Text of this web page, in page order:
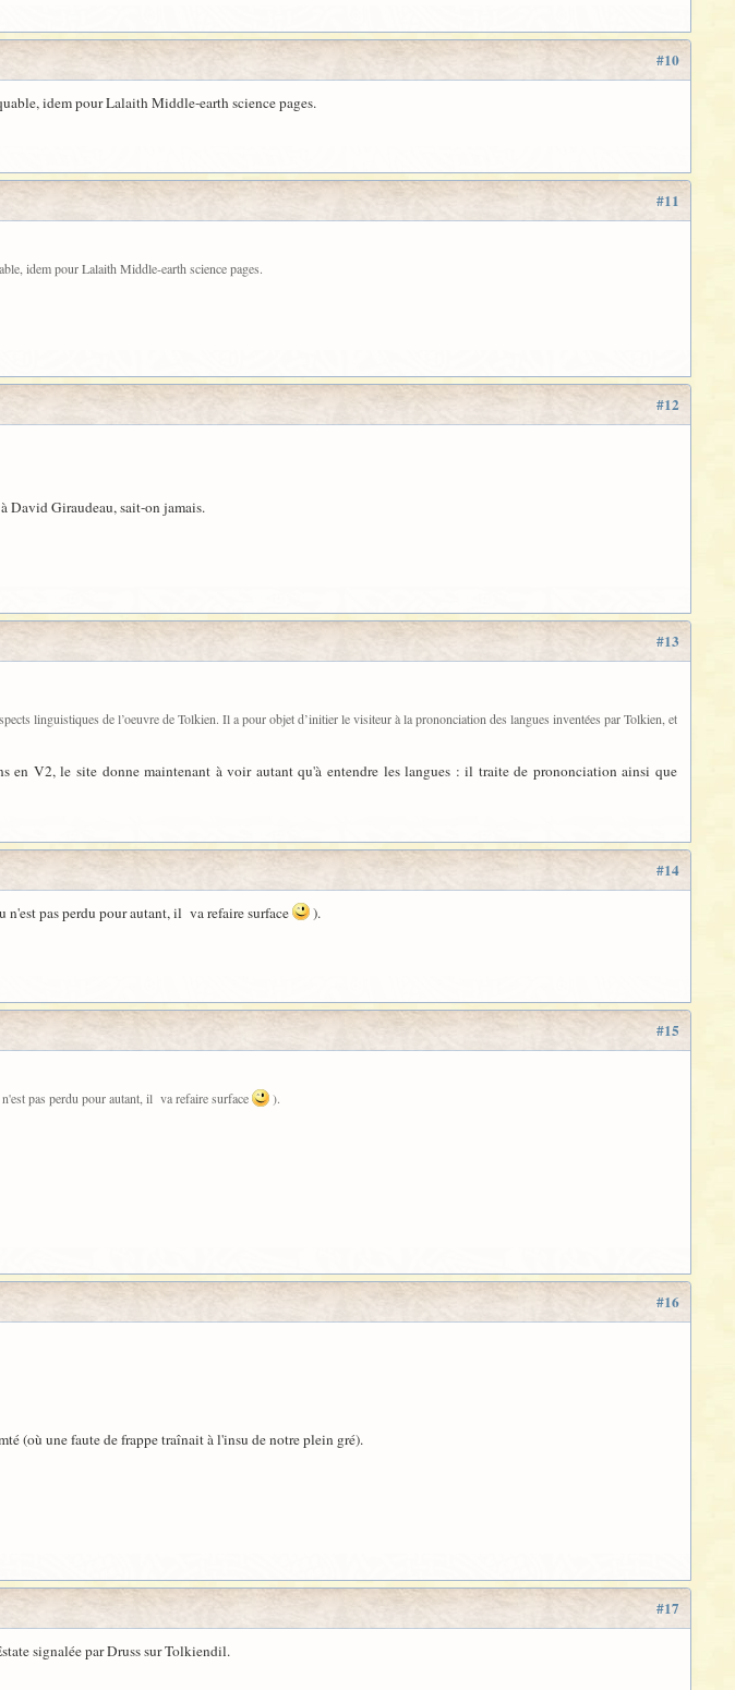
#10
idem pour Lalaith Middle-earth science pages.
#11
idem pour Lalaith Middle-earth science pages.
#12
David Giraudeau, sait-on jamais.
#13
linguistiques de l’oeuvre de Tolkien. Il a pour objet d’initier le visiteur à la prononciation des langues inventées par Tolkien, et
en V2, le site donne maintenant à voir autant qu'à entendre les langues : il traite de prononciation ainsi que
#14
n'est pas perdu pour autant, il va refaire surface ).
#15
pas perdu pour autant, il va refaire surface ).
#16
(où une faute de frappe traînait à l'insu de notre plein gré).
#17
signalée par Druss sur Tolkiendil.